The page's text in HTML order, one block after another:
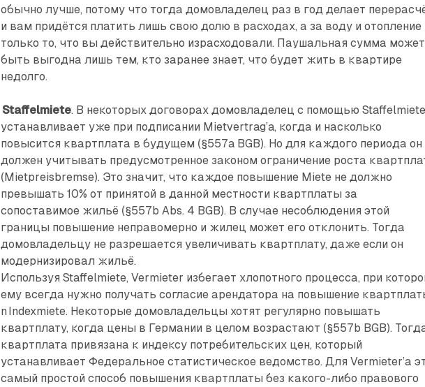
обычно лучше, потому что тогда домовладелец раз в год делает
и вам придётся платить лишь свою долю в расходах, а за воду и отопление
только то, что вы действительно израсходовали. Паушальная сумма может
быть выгодна лишь тем, кто заранее знает, что будет жить в квартире
недолго.
Staffelmiete. В некоторых договорах домовладелец с помощью Staffelmiete
устанавливает уже при подписании Mietvertrag’a, когда и насколько
повысится квартплата в будущем (§557a BGB). Но для каждого периода он
должен учитывать предусмотренное законом ограничение роста
(Mietpreisbremse). Это значит, что каждое повышение Miete не должно
превышать 10% от принятой в данной местности квартплаты за
сопоставимое жильё (§557b Abs. 4 BGB). В случае несоблюдения этой
границы повышение неправомерно и жилец может его отклонить. Тогда
домовладельцу не разрешается увеличивать квартплату, даже если он
модернизировал жильё.
Используя Staffelmiete, Vermieter избегает хлопотного процесса, при
ему всегда нужно получать согласие арендатора на повышение
n Indexmiete. Некоторые домовла­дельцы хотят регулярно повышать
квартплату, когда цены в Германии в целом возрастают (§557b BGB).
квартплата привязана к индексу потребительских цен, который
устанавливает Федеральное статистическое ведомство. Для Vermieter’а
самый прос­той способ повышения квартплаты без какого-либо правового